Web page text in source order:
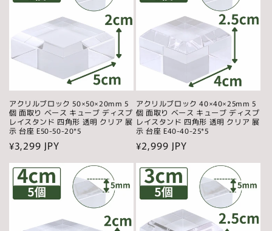
アクリルブロック 50×50×20mm 5
個 面取り ベース キューブ ディスプ
レイスタンド 四角形 透明 クリア 展
示 台座 E50-50-20*5
通
常
価
格
¥3,299 JPY
アクリルブロック 40×40×25mm 5
個 面取り ベース キューブ ディスプ
レイスタンド 四角形 透明 クリア 展
示 台座 E40-40-25*5
通
常
価
格
¥2,999 JPY